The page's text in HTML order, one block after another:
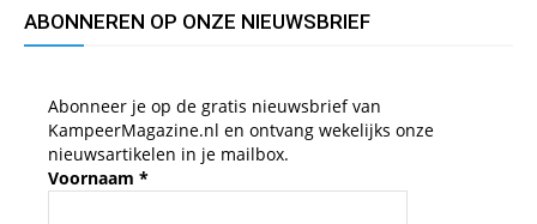
ABONNEREN OP ONZE NIEUWSBRIEF
Abonneer je op de gratis nieuwsbrief van
KampeerMagazine.nl en ontvang wekelijks onze
nieuwsartikelen in je mailbox.
Voornaam *